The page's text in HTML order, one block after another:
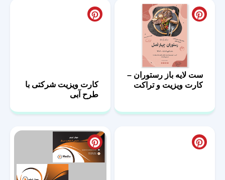
ست لایه باز رستوران –
کارت ویزیت و تراکت
کارت ویزیت شرکتی با
طرح آبی